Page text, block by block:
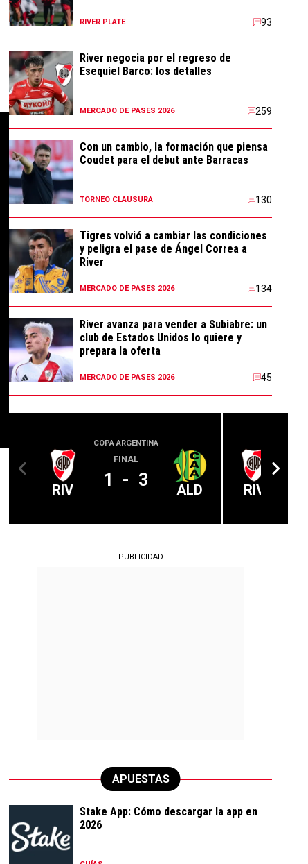
RIVER PLATE 93
River negocia por el regreso de
Esequiel Barco: los detalles
MERCADO DE PASES 2026 259
Con un cambio, la formación que piensa
Coudet para el debut ante Barracas
TORNEO CLAUSURA 130
Tigres volvió a cambiar las condiciones
y peligra el pase de Ángel Correa a
River
MERCADO DE PASES 2026 134
River avanza para vender a Subiabre: un
club de Estados Unidos lo quiere y
prepara la oferta
MERCADO DE PASES 2026 45
COPA ARGENTINA
RIV
FINAL
1 - 3 ALD RIV
PUBLICIDAD
APUESTAS
Stake App: Cómo descargar la app en
2026